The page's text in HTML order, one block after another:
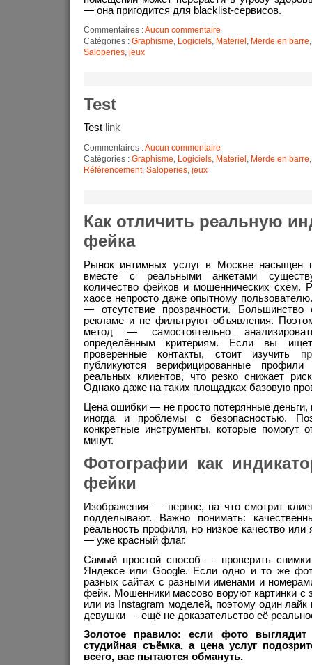
— она пригодится для blacklist-сервисов.
Commentaires :Aucun commentaire
Catégories : Graphisme, Logiciels, Materiel , Merde en barre
Saloperies, jeux
Test
Test link
Commentaires :Aucun commentaire
Catégories : Graphisme, Logiciels, Materiel , Merde en barre
Référencement, Saloperies, jeux
Как отличить реальную
фейка
Рынок интимных услуг в Москве насыщен
вместе с реальными анкетами
количество фейков и мошеннических схем.
хаосе непросто даже опытному
— отсутствие прозрачности. Большинство
рекламе и не фильтруют объявления.
метод — самостоятельно
определённым критериям. Если вы
проверенные контакты, стоит изучить
публикуются верифицированные
реальных клиентов, что резко снижает
Однако даже на таких площадках базовую
Цена ошибки — не просто потерянные деньги,
иногда и проблемы с безопасностью.
конкретные инструменты, которые помогут
минут.
Фотографии как
фейки
Изображения — первое, на что смотрит
подделывают. Важно понимать:
реальность профиля, но низкое качество
— уже красный флаг.
Самый простой способ — проверить
Яндексе или Google. Если одно и то же
разных сайтах с разными именами и
фейк. Мошенники массово воруют картинки с
или из Instagram моделей, поэтому один лайк
девушки — ещё не доказательство её
Золотое правило: если фото выглядит
студийная съёмка, а цена услуг
всего, вас пытаются обмануть.